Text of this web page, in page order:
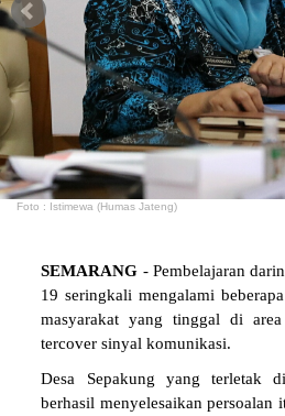
Foto : Istimewa (Humas Jateng)
SEMARANG - Pembelajaran
19 seringkali mengalami
masyarakat yang tinggal di area
tercover sinyal komunikasi.
Desa Sepakung yang terletak
berhasil menyelesaikan persoalan